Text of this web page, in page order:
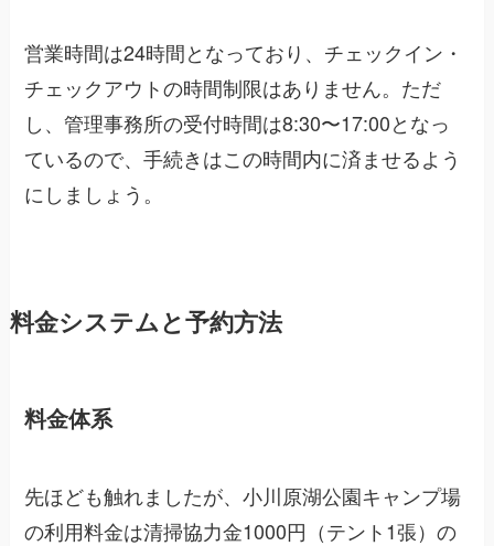
営業時間は24時間となっており、チェックイン・
チェックアウトの時間制限はありません。ただ
し、管理事務所の受付時間は8:30〜17:00となっ
ているので、手続きはこの時間内に済ませるよう
にしましょう。
料金システムと予約方法
料金体系
先ほども触れましたが、小川原湖公園キャンプ場
の利用料金は清掃協力金1000円（テント1張）の